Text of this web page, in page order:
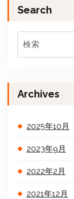
Search
Archives
2025年10月
2023年9月
2022年2月
2021年12月